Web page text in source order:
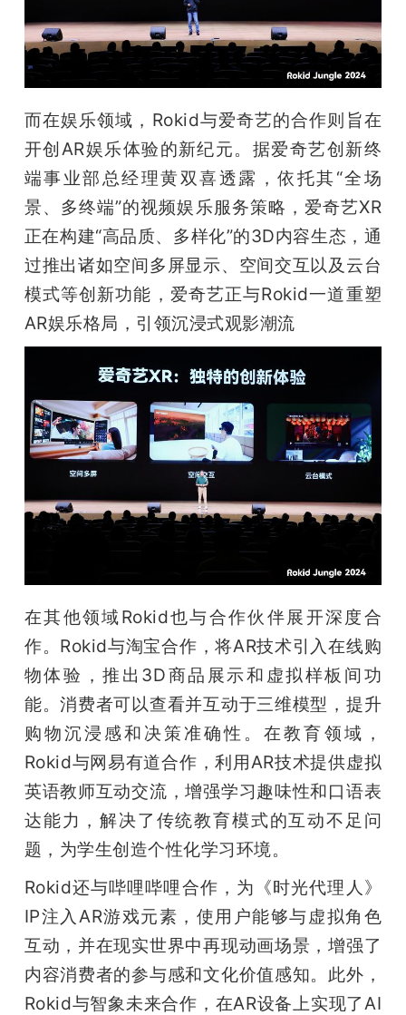
而在娱乐领域，Rokid与爱奇艺的合作则旨在
开创AR娱乐体验的新纪元。据爱奇艺创新终
端事业部总经理黄双喜透露，依托其“全场
景、多终端”的视频娱乐服务策略，爱奇艺XR
正在构建“高品质、多样化”的3D内容生态，通
过推出诸如空间多屏显示、空间交互以及云台
模式等创新功能，爱奇艺正与Rokid一道重塑
AR娱乐格局，引领沉浸式观影潮流
在其他领域Rokid也与合作伙伴展开深度合
作。Rokid与淘宝合作，将AR技术引入在线购
物体验，推出3D商品展示和虚拟样板间功
能。消费者可以查看并互动于三维模型，提升
购物沉浸感和决策准确性。在教育领域，
Rokid与网易有道合作，利用AR技术提供虚拟
英语教师互动交流，增强学习趣味性和口语表
达能力，解决了传统教育模式的互动不足问
题，为学生创造个性化学习环境。
Rokid还与哔哩哔哩合作，为《时光代理人》
IP注入AR游戏元素，使用户能够与虚拟角色
互动，并在现实世界中再现动画场景，增强了
内容消费者的参与感和文化价值感知。此外，
Rokid与智象未来合作，在AR设备上实现了AI